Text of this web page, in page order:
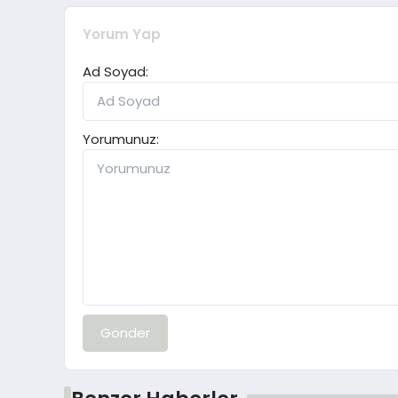
Yorum Yap
Ad Soyad:
Yorumunuz:
Gönder